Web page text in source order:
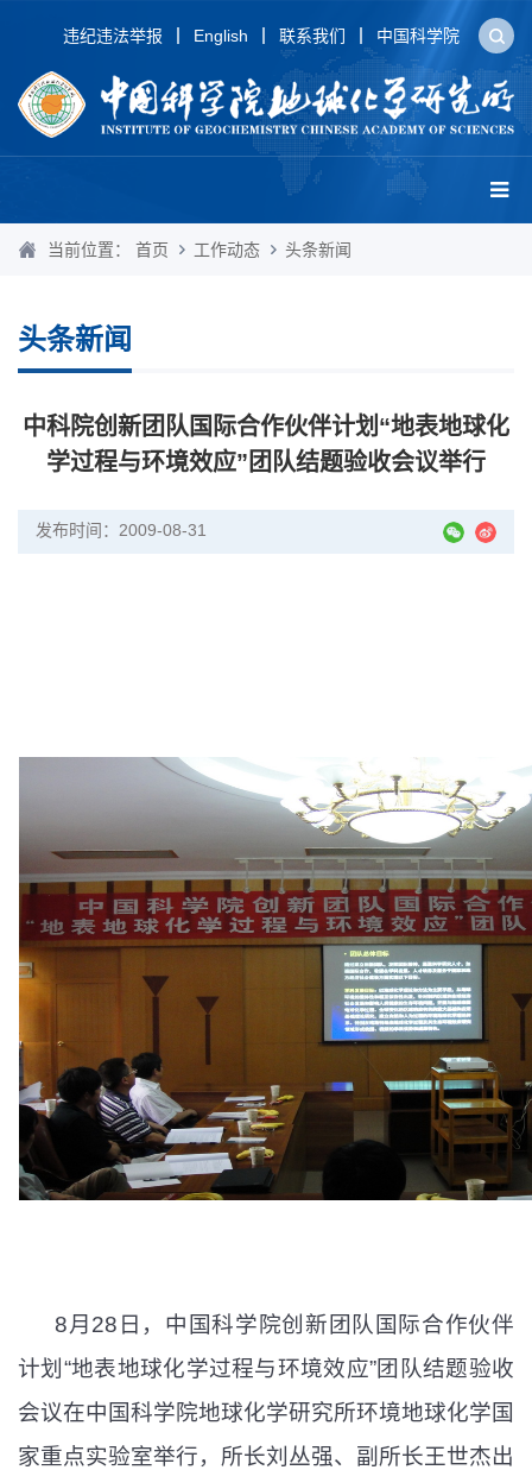
违纪违法举报 English 联系我们 中国科学院
当前位置： 首页 工作动态 头条新闻
头条新闻
中科院创新团队国际合作伙伴计划“地表地球化
学过程与环境效应”团队结题验收会议举行
发布时间：2009-08-31
8月 28 日 ，中国科学院创新团队国际合作伙伴
计划“地表地球化学过程与环境效应”团队结题验收
会议在中国科学院地球化学研究所环境地球化学国
家重点实验室举行，所长刘丛强、副所长王世杰出